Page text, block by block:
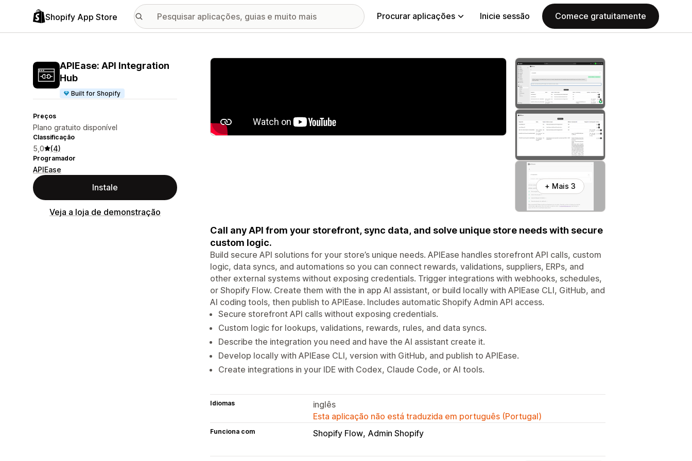
Shopify App Store Procurar aplicações Inicie sessão Comece gratuitamente
APIEase: API Integration
Hub
Built for Shopify
Preços
Plano gratuito disponível
Classificação
5,0 (4)
Programador
APIEase
Instale
Veja a loja de demonstração
Galeria de imagens em destaque
+ Mais 3
Call any API from your storefront, sync data, and solve unique store needs with secure
custom logic.
Build secure API solutions for your store’s unique needs. APIEase handles storefront API calls, custom
logic, data syncs, and automations so you can connect rewards, validations, suppliers, ERPs, and
other external systems without exposing credentials. Trigger integrations with webhooks, schedules,
or Shopify Flow. Create them with the in app AI assistant, or build locally with APIEase CLI, GitHub, and
AI coding tools, then publish to APIEase. Includes automatic Shopify Admin API access.
Secure storefront API calls without exposing credentials.
Custom logic for lookups, validations, rewards, rules, and data syncs.
Describe the integration you need and have the AI assistant create it.
Develop locally with APIEase CLI, version with GitHub, and publish to APIEase.
Create integrations in your IDE with Codex, Claude Code, or AI tools.
Idiomas
inglês
Esta aplicação não está traduzida em português (Portugal)
Funciona com Shopify Flow Admin Shopify